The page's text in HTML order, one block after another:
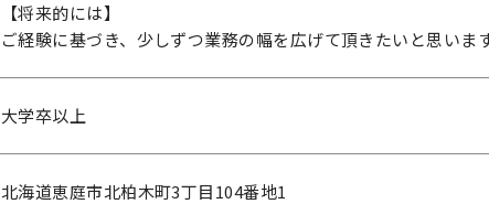
【将来的には】
ご経験に基づき、少しずつ業務の幅を広げて頂きたいと思いま
大学卒以上
北海道恵庭市北柏木町3丁目104番地1